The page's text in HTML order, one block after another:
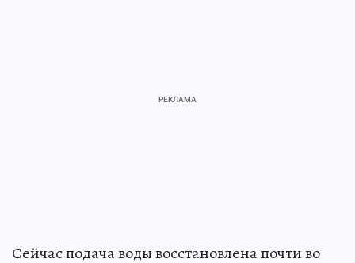
Сейчас подача воды восстановлена почти во